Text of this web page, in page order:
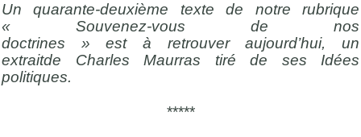
Unquarante-deuxième texte de notre rubrique
« Souvenez-vous de nos
doctrines » està retrouver aujourd’hui,
un
extraitde Charles Maurras tiré de ses
Idées
politiques.
*****